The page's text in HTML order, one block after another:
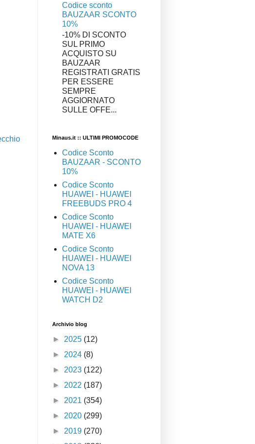
Codice sconto
BAUZAAR SCONTO
10%
-10% DI SCONTO
SUL PRIMO
ACQUISTO SU
BAUZAAR
REGISTRATI GRATIS
PER ESSERE
SEMPRE
AGGIORNATO
SULLE OFFE...
Minaus.it :: ULTIMI PROMOCODE
Codice Sconto
BAUZAAR - SCONTO
10%
Codice Sconto
HUAWEI - HUAWEI
FREEBUDS PRO 4
Codice Sconto
HUAWEI - HUAWEI
MATE X6
Codice Sconto
HUAWEI - HUAWEI
NOVA 13
Codice Sconto
HUAWEI - HUAWEI
WATCH D2
Archivio blog
► 2025 (12)
► 2024 (8)
► 2023 (122)
► 2022 (187)
► 2021 (354)
► 2020 (299)
► 2019 (270)